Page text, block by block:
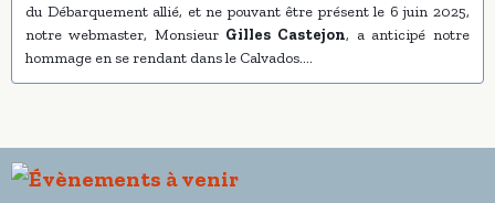
du Débarquement allié, et ne pouvant être présent le 6 juin 2025,
notre webmaster, Monsieur Gilles Castejon, a anticipé notre
hommage en se rendant dans le Calvados.
Il y a découvert les préparatifs en cours et a tenu à saluer la
révélée particulièrement poignante.
Ce musée présente les événements de la bataille de Normandie